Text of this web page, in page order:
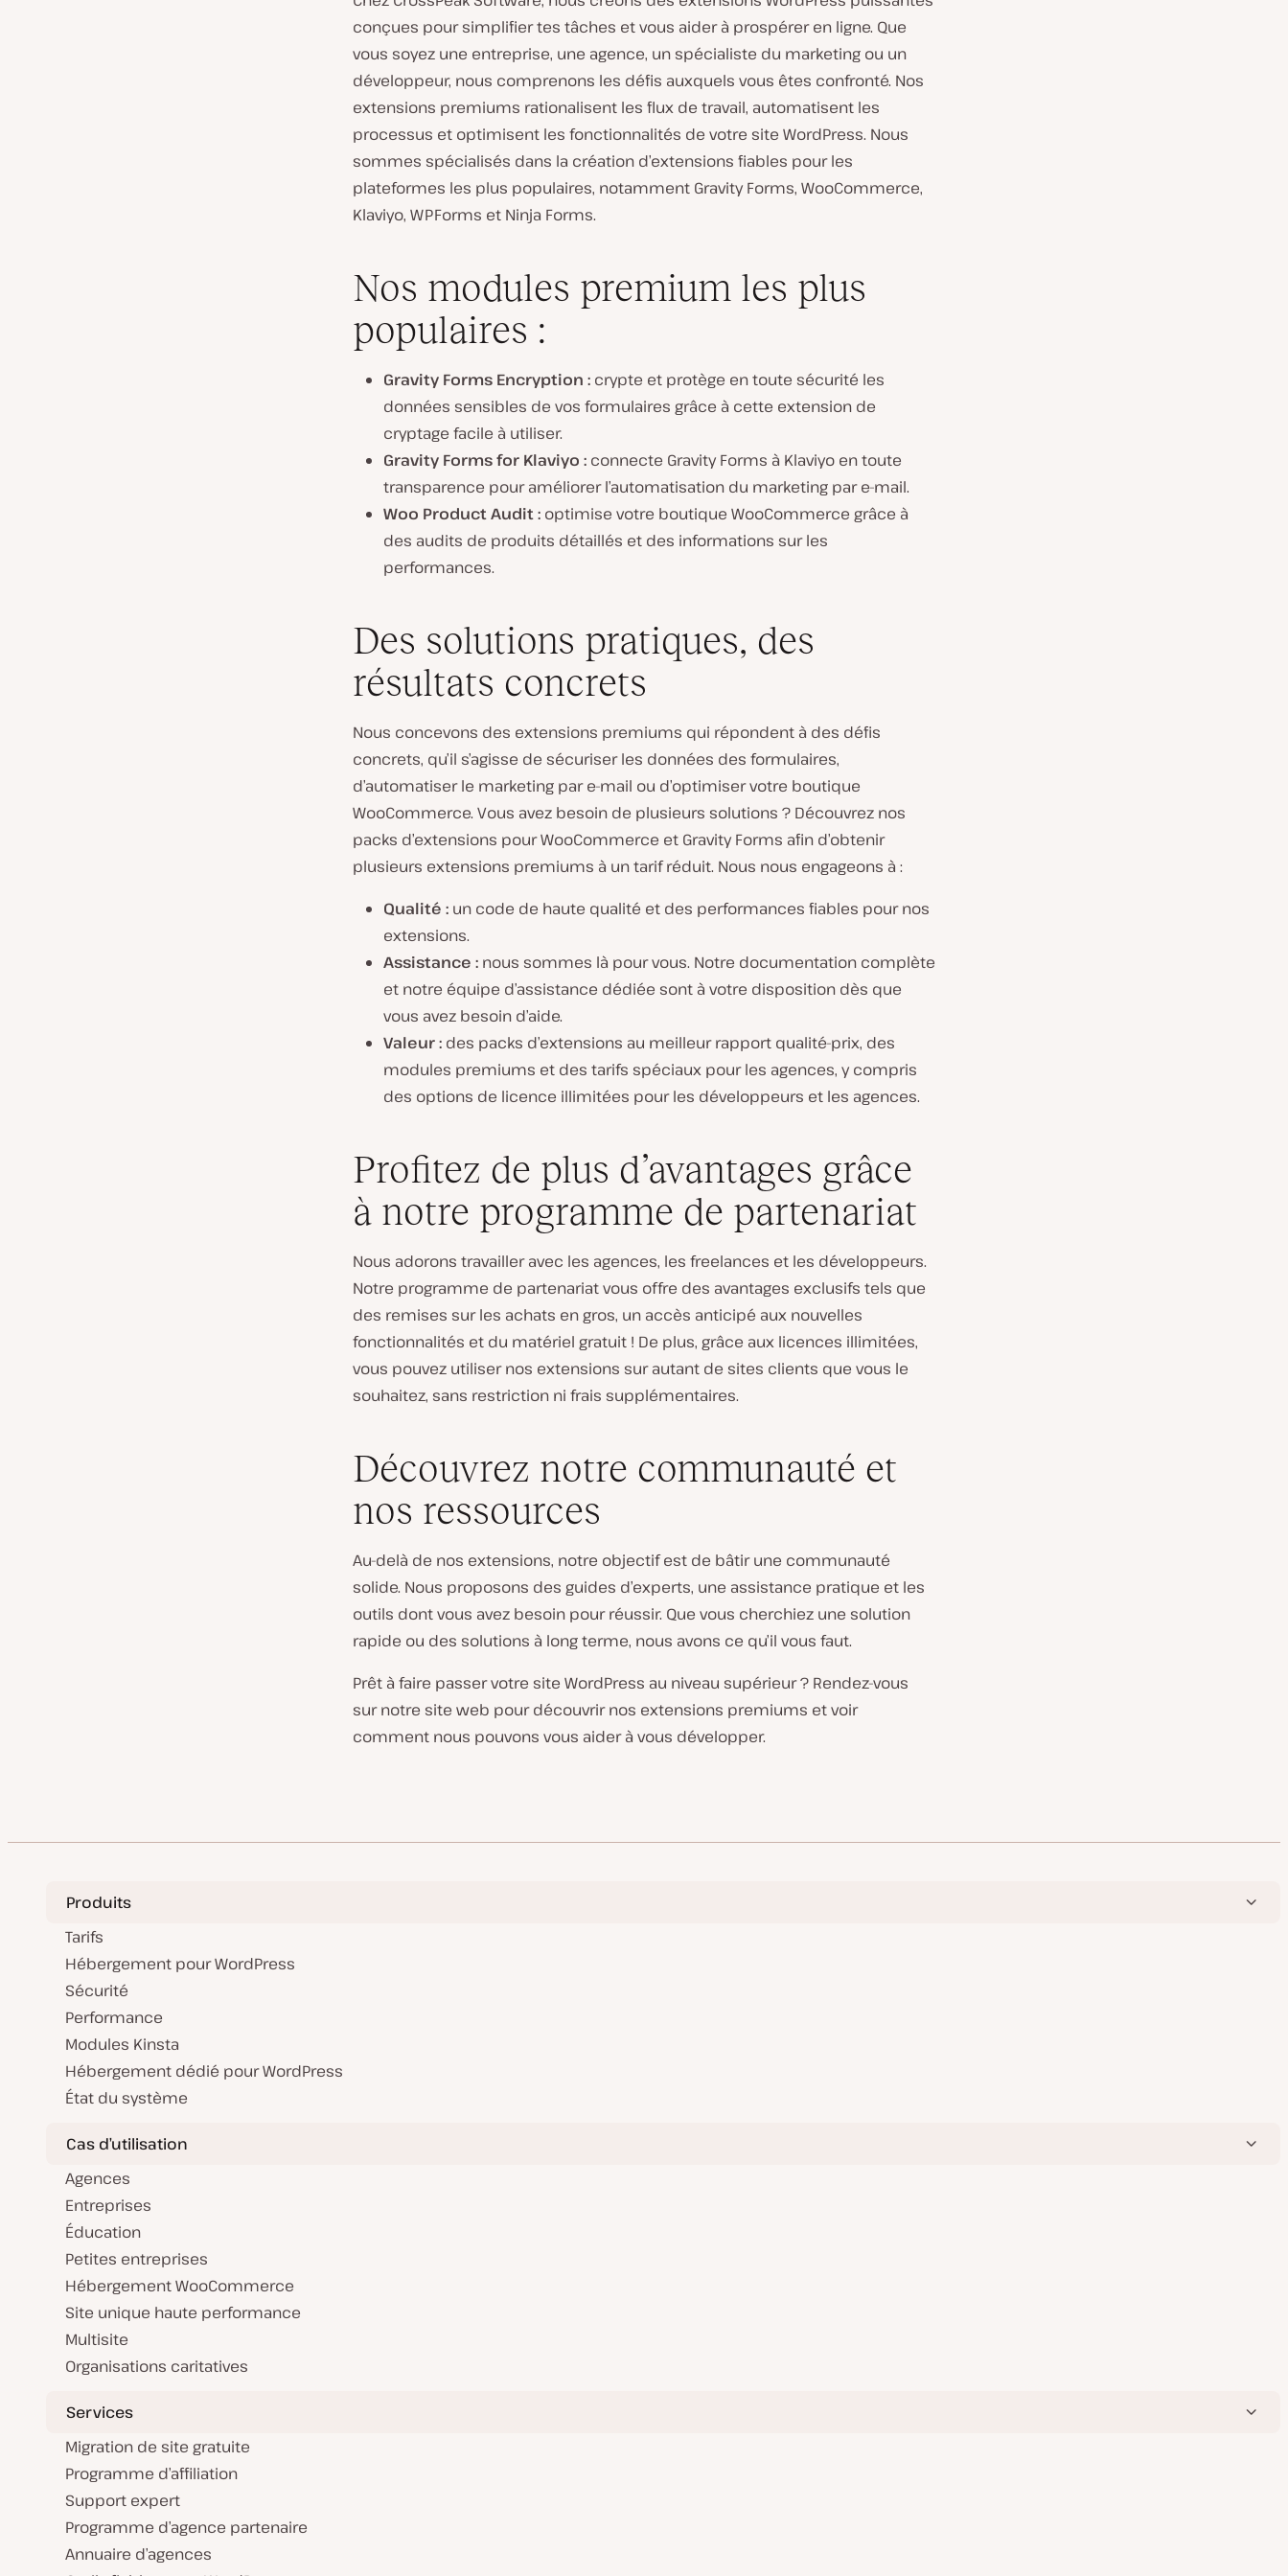
i
e
n
t
:
conçues pour simplifier tes tâches et vous aider à prospérer en ligne. Que
vous soyez une entreprise, une agence, un spécialiste du marketing ou un
développeur, nous comprenons les défis auxquels vous êtes confronté. Nos
extensions premiums rationalisent les flux de travail, automatisent les
processus et optimisent les fonctionnalités de votre site WordPress. Nous
sommes spécialisés dans la création d’extensions fiables pour les
plateformes les plus populaires, notamment Gravity Forms, WooCommerce,
Klaviyo, WPForms et Ninja Forms.
Nos modules premium les plus
populaires :
Gravity Forms Encryption : crypte et protège en toute sécurité les
données sensibles de vos formulaires grâce à cette extension de
cryptage facile à utiliser.
Gravity Forms for Klaviyo : connecte Gravity Forms à Klaviyo en toute
transparence pour améliorer l’automatisation du marketing par e-mail.
Woo Product Audit : optimise votre boutique WooCommerce grâce à
des audits de produits détaillés et des informations sur les
performances.
Des solutions pratiques, des
résultats concrets
Nous concevons des extensions premiums qui répondent à des défis
concrets, qu’il s’agisse de sécuriser les données des formulaires,
d’automatiser le marketing par e-mail ou d’optimiser votre boutique
WooCommerce. Vous avez besoin de plusieurs solutions ? Découvrez nos
packs d’extensions pour WooCommerce et Gravity Forms afin d’obtenir
plusieurs extensions premiums à un tarif réduit. Nous nous engageons à :
Qualité : un code de haute qualité et des performances fiables pour nos
extensions.
Assistance : nous sommes là pour vous. Notre documentation complète
et notre équipe d’assistance dédiée sont à votre disposition dès que
vous avez besoin d’aide.
Valeur : des packs d’extensions au meilleur rapport qualité-prix, des
modules premiums et des tarifs spéciaux pour les agences, y compris
des options de licence illimitées pour les développeurs et les agences.
Profitez de plus d’avantages grâce
à notre programme de partenariat
Nous adorons travailler avec les agences, les freelances et les développeurs.
Notre programme de partenariat vous offre des avantages exclusifs tels que
des remises sur les achats en gros, un accès anticipé aux nouvelles
fonctionnalités et du matériel gratuit ! De plus, grâce aux licences illimitées,
vous pouvez utiliser nos extensions sur autant de sites clients que vous le
souhaitez, sans restriction ni frais supplémentaires.
Découvrez notre communauté et
nos ressources
Au-delà de nos extensions, notre objectif est de bâtir une communauté
solide. Nous proposons des guides d’experts, une assistance pratique et les
outils dont vous avez besoin pour réussir. Que vous cherchiez une solution
rapide ou des solutions à long terme, nous avons ce qu’il vous faut.
Prêt à faire passer votre site WordPress au niveau supérieur ? Rendez-vous
sur notre site web pour découvrir nos extensions premiums et voir
comment nous pouvons vous aider à vous développer.
Produits
Tarifs
Hébergement pour WordPress
Sécurité
Performance
Modules Kinsta
Hébergement dédié pour WordPress
État du système
Cas d’utilisation
Agences
Entreprises
Éducation
Petites entreprises
Hébergement WooCommerce
Site unique haute performance
Multisite
Organisations caritatives
Services
Migration de site gratuite
Programme d’affiliation
Support expert
Programme d’agence partenaire
Annuaire d’agences